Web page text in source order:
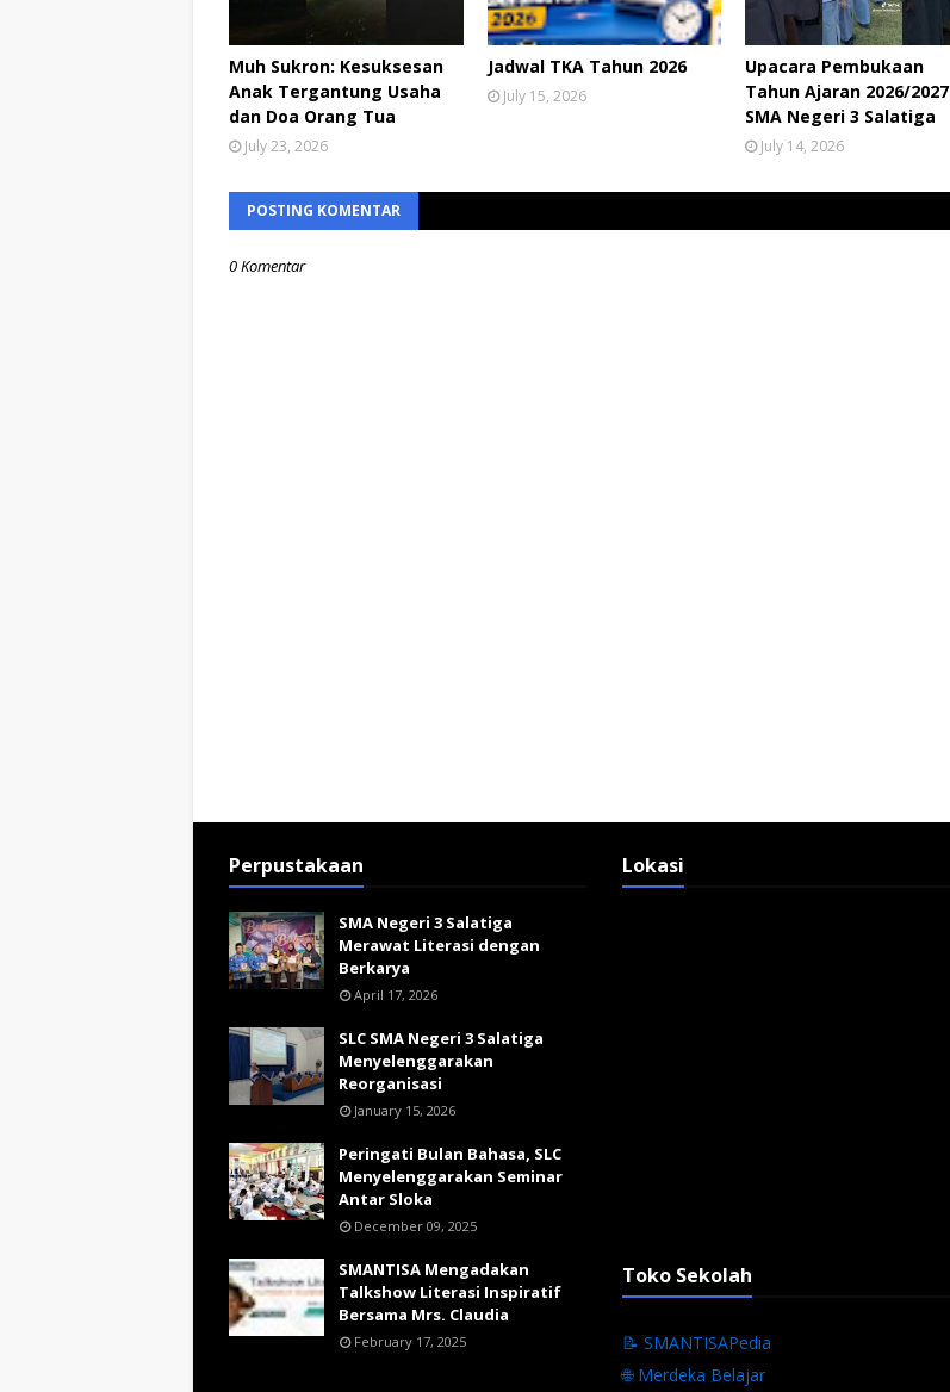
Muh Sukron: Kesuksesan
Anak Tergantung Usaha
dan Doa Orang Tua
July 23, 2026
Jadwal TKA Tahun 2026
July 15, 2026
Upacara Pembukaan
Tahun Ajaran 2026/2027
SMA Negeri 3 Salatiga
July 14, 2026
POSTING KOMENTAR
0 Komentar
Perpustakaan
SMA Negeri 3 Salatiga
Merawat Literasi dengan
Berkarya
April 17, 2026
SLC SMA Negeri 3 Salatiga
Menyelenggarakan
Reorganisasi
January 15, 2026
Peringati Bulan Bahasa, SLC
Menyelenggarakan Seminar
Antar Sloka
December 09, 2025
SMANTISA Mengadakan
Talkshow Literasi Inspiratif
Bersama Mrs. Claudia
February 17, 2025
Lokasi
Toko Sekolah
📝 SMANTISAPedia
🌐 Merdeka Belajar